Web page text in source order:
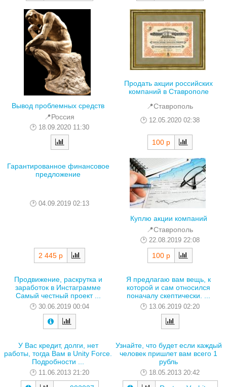
Вывод проблемных средств
📍Россия
18.09.2020 11:30
Продать акции российских
компаний в Ставрополе
📍Ставрополь
12.05.2020 02:38
100 р
Гарантированное финансовое
предложение
04.09.2019 02:13
2 445 р
Куплю акции компаний
📍Ставрополь
22.08.2019 22:08
100 р
Продвижение, раскрутка и
заработок в Инстаграмме
Самый честный проект ...
30.06.2019 00:04
Я предлагаю вам вещь, к
которой и сам относился
поначалу скептически. ...
13.06.2019 02:20
У Вас кредит, долги, нет
работы, тогда Вам в Unity Force.
Подробности ...
11.06.2013 21:20
Узнайте, что будет если каждый
человек пришлет вам всего 1
рубль
18.05.2013 20:42